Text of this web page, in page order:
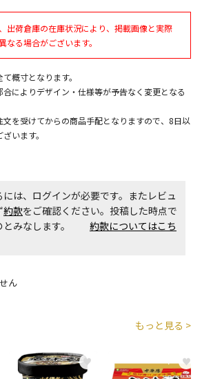
カーの営業日に基づき出荷手続きを行う
りお時間をいただく場合がございます。
祝日や年末年始などの長期休業期間中
からの出荷対応となります。
も含まれた商品です
す。金額・施工日はお打ち合わせの上、
出荷倉庫の在庫状況により、掲載画像と実際
なる場合がございます。
概寸となります。
によりデザイン・仕様等が予告なく変更となる
を受けてからの商品手配となりますので、8日以
います。
は、ログインが必要です。またレビュ
約款をご確認ください。投稿した時点で
とみなします。 約款についてはこち
ん
もっと見る >
♥ ♥